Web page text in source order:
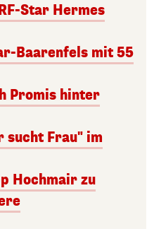
Star Hermes
Baarenfels mit 55
Promis hinter
sucht Frau" im
Hochmair zu